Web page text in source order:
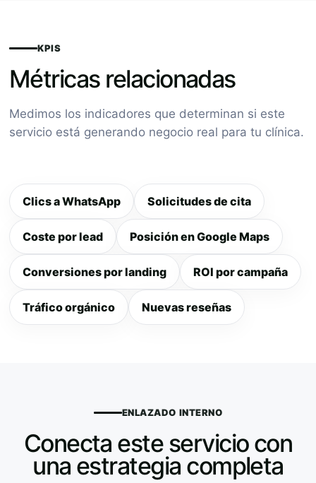
KPIS
Métricas relacionadas
Medimos los indicadores que determinan si este
servicio está generando negocio real para tu clínica.
Clics a WhatsApp Solicitudes de cita
Coste por lead Posición en Google Maps
Conversiones por landing ROI por campaña
Tráfico orgánico Nuevas reseñas
ENLAZADO INTERNO
Conecta este servicio con
una estrategia completa